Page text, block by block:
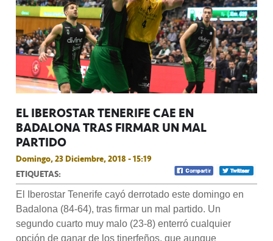
EL IBEROSTAR TENERIFE CAE EN
BADALONA TRAS FIRMAR UN MAL
PARTIDO
Domingo, 23 Diciembre, 2018 - 15:19
ETIQUETAS:
El Iberostar Tenerife cayó derrotado este domingo en
Badalona (84-64), tras firmar un mal partido. Un
segundo cuarto muy malo (23-8) enterró cualquier
opción de ganar de los tinerfeños, que aunque